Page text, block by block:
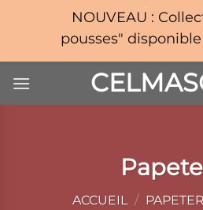
au
contenu
ACCUEIL /
NOUVEAU :
pousses" disponible